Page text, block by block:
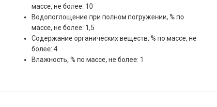
массе, не более: 10
Водопоглощение при полном погружении, % по
массе, не более: 1,5
Содержание органических веществ, % по массе, не
более: 4
Влажность, % по массе, не более: 1